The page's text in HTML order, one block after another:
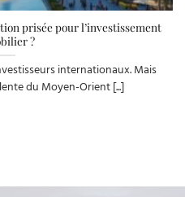
prisée pour l’investissement
?
internationaux. Mais
du Moyen-Orient [...]